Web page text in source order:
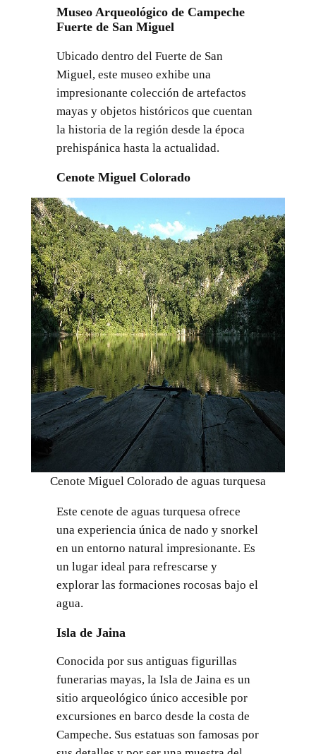
Museo Arqueológico de Campeche
Fuerte de San Miguel
Ubicado dentro del Fuerte de San
Miguel, este museo exhibe una
impresionante colección de artefactos
mayas y objetos históricos que cuentan
la historia de la región desde la época
prehispánica hasta la actualidad.
Cenote Miguel Colorado
Cenote Miguel Colorado de aguas turquesa
Este cenote de aguas turquesa ofrece
una experiencia única de nado y snorkel
en un entorno natural impresionante. Es
un lugar ideal para refrescarse y
explorar las formaciones rocosas bajo el
agua.
Isla de Jaina
Conocida por sus antiguas figurillas
funerarias mayas, la Isla de Jaina es un
sitio arqueológico único accesible por
excursiones en barco desde la costa de
Campeche. Sus estatuas son famosas por